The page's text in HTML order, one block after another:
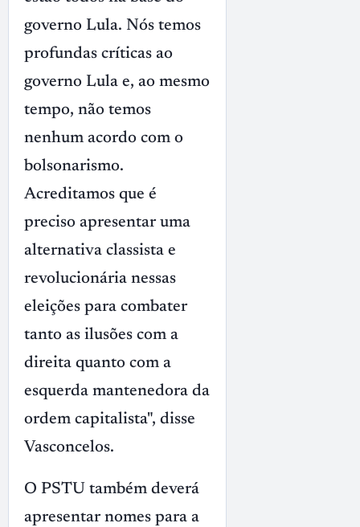
governo Lula. Nós temos
profundas críticas ao
governo Lula e, ao mesmo
tempo, não temos
nenhum acordo com o
bolsonarismo.
Acreditamos que é
preciso apresentar uma
alternativa classista e
revolucionária nessas
eleições para combater
tanto as ilusões com a
direita quanto com a
esquerda mantenedora da
ordem capitalista", disse
Vasconcelos.
O PSTU também deverá
apresentar nomes para a